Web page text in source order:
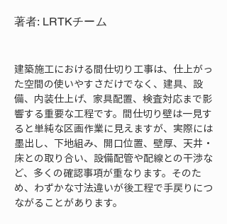
著者: LRTKチーム
建築施工における間仕切り工事は、仕上がっ
た空間の使いやすさだけでなく、建具、設
備、内装仕上げ、家具配置、検査対応まで影
響する重要な工程です。間仕切り壁は一見す
ると単純な区画作業に見えますが、実際には
墨出し、下地組み、開口位置、壁厚、天井・
床との取り合い、設備配管や配線との干渉な
ど、多くの確認事項が重なります。そのた
め、わずかな寸法違いが後工程で手戻りにつ
ながることがあります。